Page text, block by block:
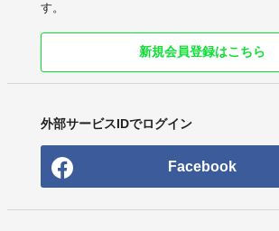
す。
新規会員登録はこちら
外部サービスIDでログイン
Facebook